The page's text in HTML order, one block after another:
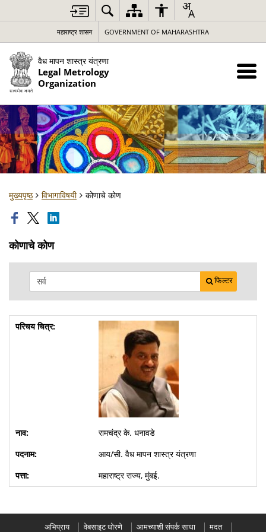
महाराष्ट्र शासन GOVERNMENT OF MAHARASHTRA
वैध मापन शास्त्र यंत्रणा
Legal Metrology
Organization
मुख्यपृष्ठ विभागाविषयी कोणाचे कोण
कोणाचे कोण
फिल्टर
रामचंद्र के. धनावडे
आय/सी. वैध मापन शास्त्र यंत्रणा
महाराष्ट्र राज्य, मुंबई.
अभिप्राय वेबसाइट धोरणे आमच्याशी संपर्क साधा मदत